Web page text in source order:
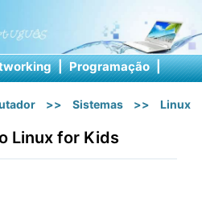
| Programação |
>> Sistemas >> Linux
Linux for Kids